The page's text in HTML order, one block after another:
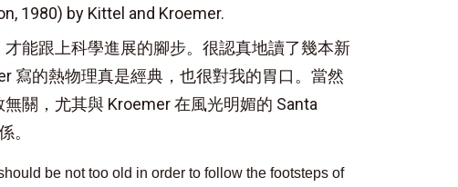
1980) by Kittel and Kroemer.
能跟上科學進展的腳步。很認真地讀了幾本新
寫的熱物理真是經典，也很對我的胃口。當然
關，尤其與 Kroemer 在風光明媚的 Santa
。
be not too old in order to follow the footsteps of